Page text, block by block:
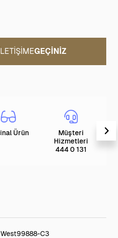
GEÇINIZ
Ürün
Müşteri
Hizmetleri
444 0 131
West99888-C3